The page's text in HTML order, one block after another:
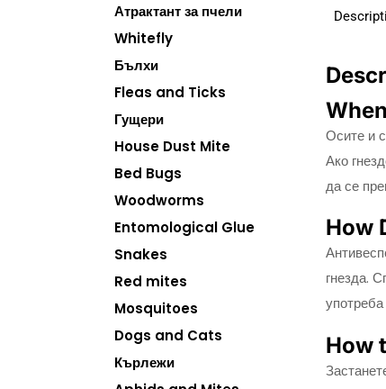
Атрактант за пчели
Whitefly
Бълхи
Fleas and Ticks
Гущери
House Dust Mite
Bed Bugs
Woodworms
Entomological Glue
Snakes
Red mites
Mosquitoes
Dogs and Cats
Кърлежи
Осите и
Ако
да се
How
гнезда.
How